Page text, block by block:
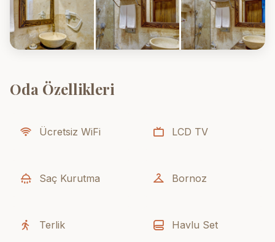
Oda Özellikleri
Ücretsiz WiFi LCD TV
Saç Kurutma Bornoz
Terlik Havlu Set